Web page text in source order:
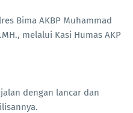
Bima AKBP Muhammad
melalui Kasi Humas AKP
dengan lancar dan